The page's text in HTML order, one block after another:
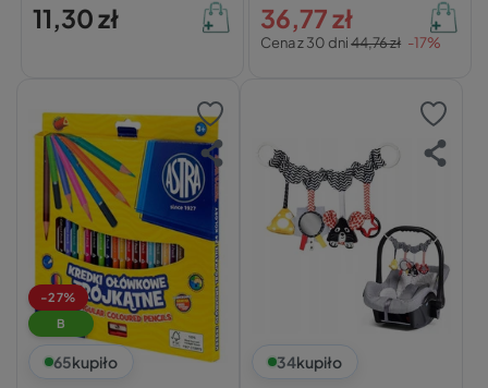
11,30 zł
Cena z 30 dni44,76 zł -17%
36,77 zł
-27%
B
65kupiło 34kupiło